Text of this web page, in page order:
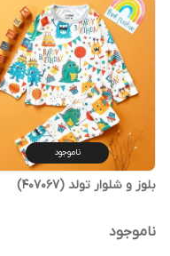
ناموجود
بلوز و شلوار تولد (407067)
ناموجود